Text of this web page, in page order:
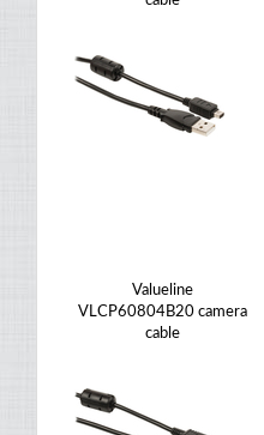
Valueline
VLCP60804B20 camera
cable